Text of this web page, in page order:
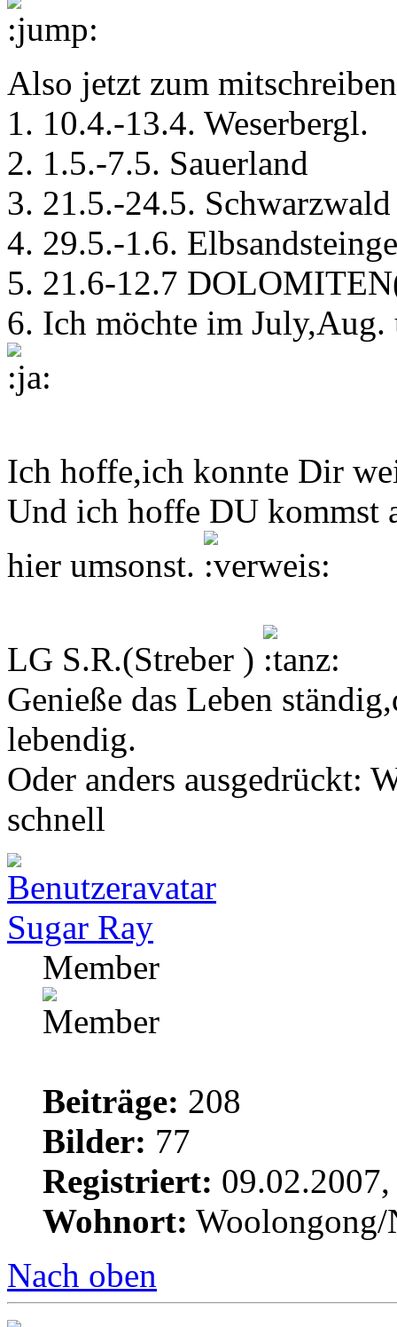
Also jetzt zum
1. 10.4.-13.4. Weserbergl.
2. 1.5.-7.5. Sauerland
3. 21.5.-24.5.
4. 29.5.-1.6.
5. 21.6-12.7
6. Ich möchte im July,Aug.
Ich hoffe,ich konnte Dir
Und ich hoffe DU kommst
hier umsonst.
LG S.R.(Streber )
Genieße das Leben
lebendig.
Oder anders ausgedrückt:
schnell
Sugar Ray
Member
Beiträge: 208
Bilder: 77
Registriert:
Wohnort: Woolongong/
Nach oben